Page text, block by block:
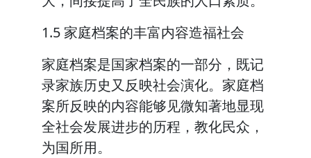
1.5 家庭档案的丰富内容造福社会
家庭档案是国家档案的一部分，既记
录家族历史又反映社会演化。家庭档
案所反映的内容能够见微知著地显现
全社会发展进步的历程，教化民众，
为国所用。